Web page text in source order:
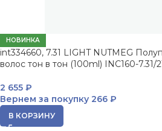
НОВИНКА
int334660, 7.31 LIGHT NUTMEG
волос тон в тон (100ml) INC160-7.31/
2 655 ₽
Вернем за покупку 266 ₽
В КОРЗИНУ